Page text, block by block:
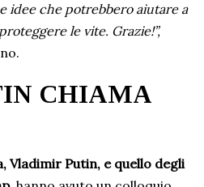
idee che potrebbero aiutare a
le vite. Grazie!”,
CHIAMA
Vladimir Putin, e quello degli